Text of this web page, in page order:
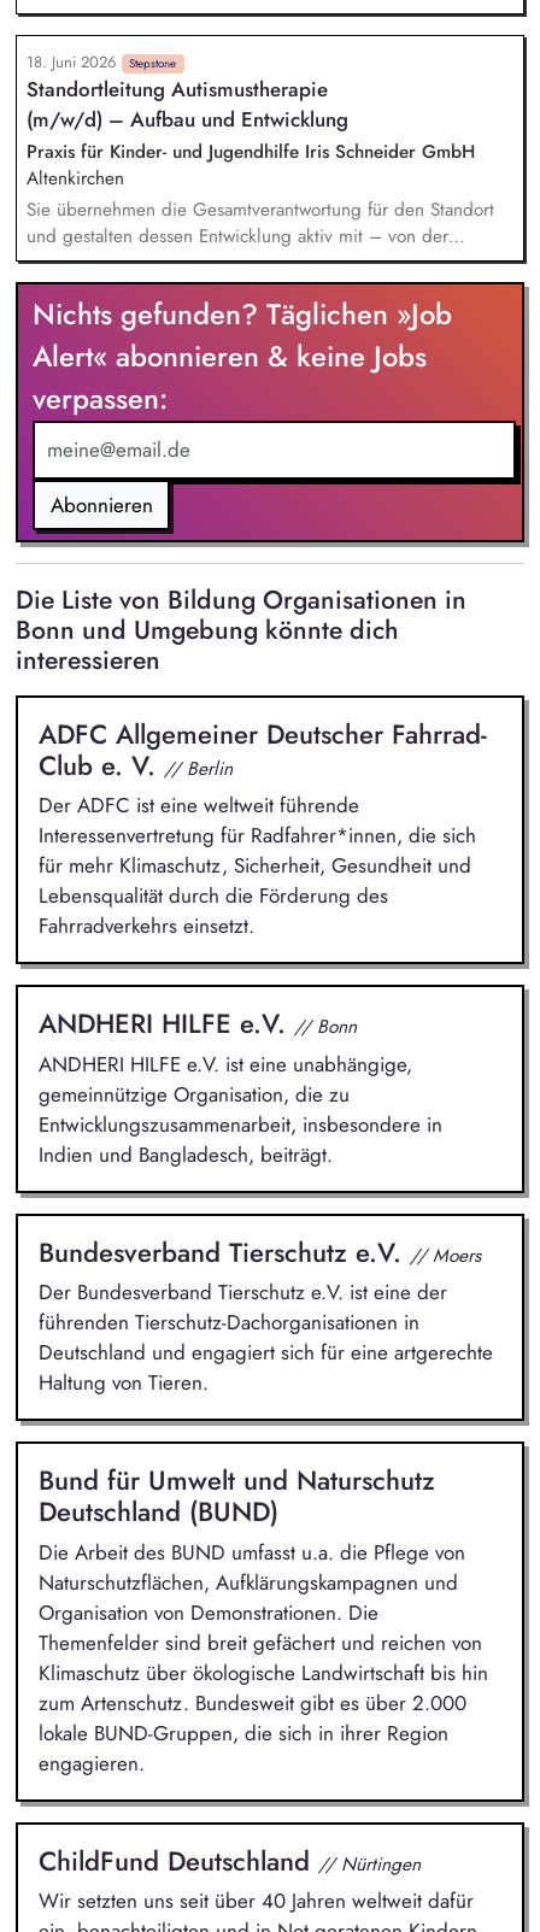
Angeboten. Berücksichtigen Sie dabei die Wünsche,
Interessen und Fähigkeiten der Kinder in der pädagogischen
Arbeit. Wirken Sie an einer konstruktiven und
vertrauensvollen Zusammenarbeit mit Kolleg*innen und
Eltern mit.
18. Juni 2026 Stepstone
Standortleitung Autismustherapie
(m/w/d) – Aufbau und Entwicklung
Praxis für Kinder- und Jugendhilfe Iris Schneider GmbH
Altenkirchen
Sie übernehmen die Gesamtverantwortung für den Standort
und gestalten dessen Entwicklung aktiv mit – von der
strategischen Ausrichtung über das operative Tagesgeschäft
bis hin zur Führung und Weiterentwicklung Ihres Teams. In
Ihrer fachlichen Leitungsfunktion führen Sie das
therapeutische Team mit Kompetenz und Engagement,
sichern hohe Qualitätsstandards und bringen sich maßgeblich
in die Supervision ein. Sie planen und koordinieren
Diagnostik, Therapieangebote sowie Familienberatungen und
sorgen so für reibungslose Abläufe und eine bestmögliche
Versorgung.
Nichts gefunden? Täglichen »Job
Alert« abonnieren & keine Jobs
verpassen:
Abonnieren
Die Liste von Bildung Organisationen in
Bonn und Umgebung könnte dich
interessieren
ADFC Allgemeiner Deutscher Fahrrad-
Club e. V. // Berlin
Der ADFC ist eine weltweit führende
Interessenvertretung für Radfahrer*innen, die sich
für mehr Klimaschutz, Sicherheit, Gesundheit und
Lebensqualität durch die Förderung des
Fahrradverkehrs einsetzt.
ANDHERI HILFE e.V. // Bonn
ANDHERI HILFE e.V. ist eine unabhängige,
gemeinnützige Organisation, die zu
Entwicklungszusammenarbeit, insbesondere in
Indien und Bangladesch, beiträgt.
Bundesverband Tierschutz e.V. // Moers
Der Bundesverband Tierschutz e.V. ist eine der
führenden Tierschutz-Dachorganisationen in
Deutschland und engagiert sich für eine artgerechte
Haltung von Tieren.
Bund für Umwelt und Naturschutz
Deutschland (BUND)
Die Arbeit des BUND umfasst u.a. die Pflege von
Naturschutzflächen, Aufklärungskampagnen und
Organisation von Demonstrationen. Die
Themenfelder sind breit gefächert und reichen von
Klimaschutz über ökologische Landwirtschaft bis hin
zum Artenschutz. Bundesweit gibt es über 2.000
lokale BUND-Gruppen, die sich in ihrer Region
engagieren.
ChildFund Deutschland // Nürtingen
Wir setzten uns seit über 40 Jahren weltweit dafür